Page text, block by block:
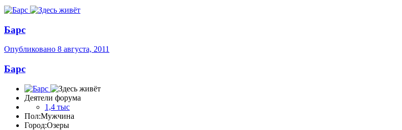
Барс
Опубликовано 8 августа, 2011
Барс
Деятели форума
1,4 тыс
Пол:Мужчина
Город:Озеры